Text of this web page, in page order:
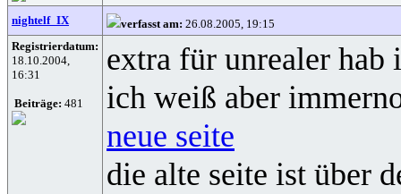
nightelf_IX verfasst am: 26.08.2005, 19:15
Registrierdatum:
18.10.2004,
16:31
Beiträge: 481
extra für unrealer hab
ich weiß aber
neue seite
die alte seite ist über